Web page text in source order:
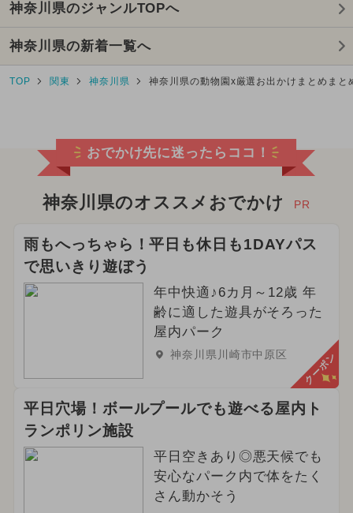
神奈川県のジャンルTOPへ
神奈川県の新着一覧へ
TOP 関東 神奈川県 神奈川県の動物園x厳選お出かけまとめまと
おでかけ先に迷ったらココ！
神奈川県のオススメおでかけ PR
雨もへっちゃら！平日も休日も1DAYパス
で思いきり遊ぼう
年中快適♪6カ月～12歳 年
齢に適した遊具がそろった
屋内パーク
神奈川県川崎市中原区 クーポン
平日穴場！ボールプールでも遊べる屋内ト
ランポリン施設
平日空きあり◎悪天候でも
安心なパーク内で体をたく
さん動かそう